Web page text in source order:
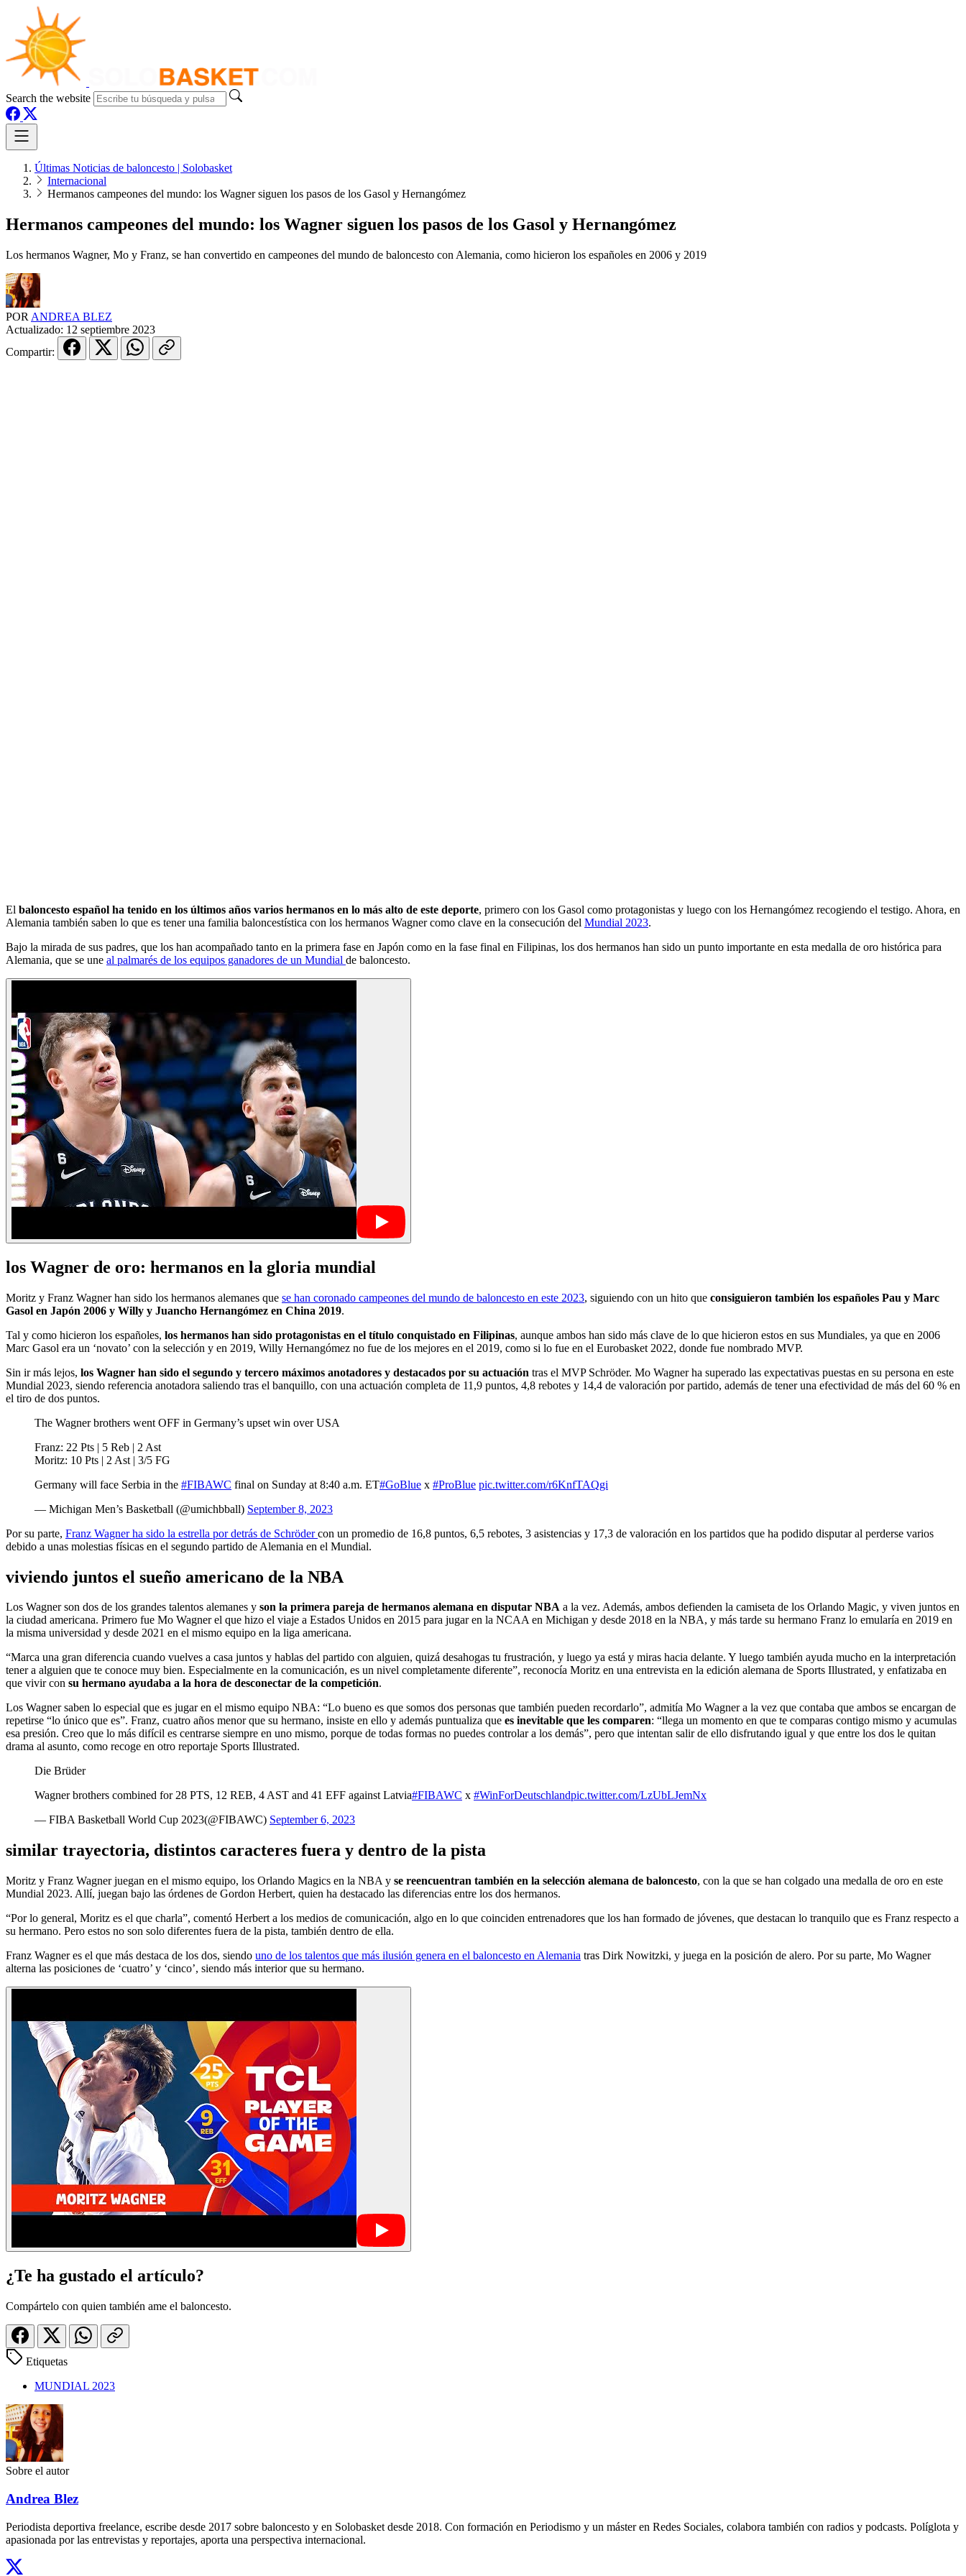
Search the website
Últimas Noticias de baloncesto | Solobasket
Internacional
Hermanos campeones del mundo: los Wagner siguen los pasos de los Gasol y Hernangómez
Hermanos campeones del mundo: los Wagner siguen los pasos de los Gasol y Hernangómez
Los hermanos Wagner, Mo y Franz, se han convertido en campeones del mundo de baloncesto con Alemania, como hicieron los españoles en 2006 y 2019
POR ANDREA BLEZ
Actualizado: 12 septiembre 2023
Compartir:
El baloncesto español ha tenido en los últimos años varios hermanos en lo más alto de este deporte, primero con los Gasol como protagonistas y luego con los Hernangómez recogiendo el testigo. Ahora, en
Alemania también saben lo que es tener una familia baloncestística con los hermanos Wagner como clave en la consecución del Mundial 2023.
Bajo la mirada de sus padres, que los han acompañado tanto en la primera fase en Japón como en la fase final en Filipinas, los dos hermanos han sido un punto importante en esta medalla de oro histórica para
Alemania, que se une al palmarés de los equipos ganadores de un Mundial de baloncesto.
los Wagner de oro: hermanos en la gloria mundial
Moritz y Franz Wagner han sido los hermanos alemanes que se han coronado campeones del mundo de baloncesto en este 2023, siguiendo con un hito que consiguieron también los españoles Pau y Marc
Gasol en Japón 2006 y Willy y Juancho Hernangómez en China 2019.
Tal y como hicieron los españoles, los hermanos han sido protagonistas en el título conquistado en Filipinas, aunque ambos han sido más clave de lo que hicieron estos en sus Mundiales, ya que en 2006
Marc Gasol era un ‘novato’ con la selección y en 2019, Willy Hernangómez no fue de los mejores en el 2019, como si lo fue en el Eurobasket 2022, donde fue nombrado MVP.
Sin ir más lejos, los Wagner han sido el segundo y tercero máximos anotadores y destacados por su actuación tras el MVP Schröder. Mo Wagner ha superado las expectativas puestas en su persona en este
Mundial 2023, siendo referencia anotadora saliendo tras el banquillo, con una actuación completa de 11,9 puntos, 4,8 rebotes y 14,4 de valoración por partido, además de tener una efectividad de más del 60 % en
el tiro de dos puntos.
The Wagner brothers went OFF in Germany’s upset win over USA
Franz: 22 Pts | 5 Reb | 2 Ast
Moritz: 10 Pts | 2 Ast | 3/5 FG
Germany will face Serbia in the #FIBAWC final on Sunday at 8:40 a.m. ET#GoBlue x #ProBlue pic.twitter.com/r6KnfTAQgi
— Michigan Men’s Basketball (@umichbball) September 8, 2023
Por su parte, Franz Wagner ha sido la estrella por detrás de Schrödercon un promedio de 16,8 puntos, 6,5 rebotes, 3 asistencias y 17,3 de valoración en los partidos que ha podido disputar al perderse varios
debido a unas molestias físicas en el segundo partido de Alemania en el Mundial.
viviendo juntos el sueño americano de la NBA
Los Wagner son dos de los grandes talentos alemanes y son la primera pareja de hermanos alemana en disputar NBA a la vez. Además, ambos defienden la camiseta de los Orlando Magic, y viven juntos en
la ciudad americana. Primero fue Mo Wagner el que hizo el viaje a Estados Unidos en 2015 para jugar en la NCAA en Michigan y desde 2018 en la NBA, y más tarde su hermano Franz lo emularía en 2019 en
la misma universidad y desde 2021 en el mismo equipo en la liga americana.
“Marca una gran diferencia cuando vuelves a casa juntos y hablas del partido con alguien, quizá desahogas tu frustración, y luego ya está y miras hacia delante. Y luego también ayuda mucho en la interpretación
tener a alguien que te conoce muy bien. Especialmente en la comunicación, es un nivel completamente diferente”, reconocía Moritz en una entrevista en la edición alemana de Sports Illustrated, y enfatizaba en
que vivir con su hermano ayudaba a la hora de desconectar de la competición.
Los Wagner saben lo especial que es jugar en el mismo equipo NBA: “Lo bueno es que somos dos personas que también pueden recordarlo”, admitía Mo Wagner a la vez que contaba que ambos se encargan de
repetirse “lo único que es”. Franz, cuatro años menor que su hermano, insiste en ello y además puntualiza que es inevitable que les comparen: “llega un momento en que te comparas contigo mismo y acumulas
esa presión. Creo que lo más difícil es centrarse siempre en uno mismo, porque de todas formas no puedes controlar a los demás”, pero que intentan salir de ello disfrutando igual y que entre los dos le quitan
drama al asunto, como recoge en otro reportaje Sports Illustrated.
Die Brüder
Wagner brothers combined for 28 PTS, 12 REB, 4 AST and 41 EFF against Latvia#FIBAWC x #WinForDeutschlandpic.twitter.com/LzUbLJemNx
— FIBA Basketball World Cup 2023(@FIBAWC) September 6, 2023
similar trayectoria, distintos caracteres fuera y dentro de la pista
Moritz y Franz Wagner juegan en el mismo equipo, los Orlando Magics en la NBA y se reencuentran también en la selección alemana de baloncesto, con la que se han colgado una medalla de oro en este
Mundial 2023. Allí, juegan bajo las órdenes de Gordon Herbert, quien ha destacado las diferencias entre los dos hermanos.
“Por lo general, Moritz es el que charla”, comentó Herbert a los medios de comunicación, algo en lo que coinciden entrenadores que los han formado de jóvenes, que destacan lo tranquilo que es Franz respecto a
su hermano. Pero estos no son solo diferentes fuera de la pista, también dentro de ella.
Franz Wagner es el que más destaca de los dos, siendo uno de los talentos que más ilusión genera en el baloncesto en Alemania tras Dirk Nowitzki, y juega en la posición de alero. Por su parte, Mo Wagner
alterna las posiciones de ‘cuatro’ y ‘cinco’, siendo más interior que su hermano.
¿Te ha gustado el artículo?
Compártelo con quien también ame el baloncesto.
Etiquetas
MUNDIAL 2023
Sobre el autor
Andrea Blez
Periodista deportiva freelance, escribe desde 2017 sobre baloncesto y en Solobasket desde 2018. Con formación en Periodismo y un máster en Redes Sociales, colabora también con radios y podcasts. Políglota y
apasionada por las entrevistas y reportajes, aporta una perspectiva internacional.